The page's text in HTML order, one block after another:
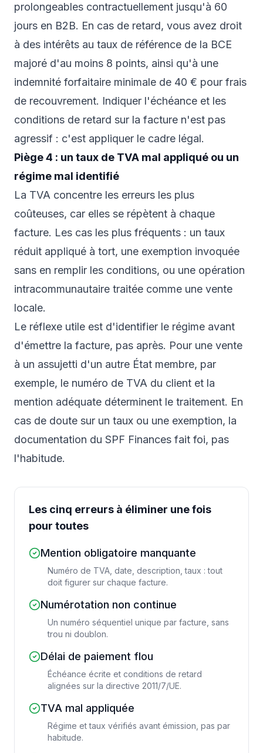
prolongeables contractuellement jusqu'à 60
jours en B2B. En cas de retard, vous avez droit
à des intérêts au taux de référence de la BCE
majoré d'au moins 8 points, ainsi qu'à une
indemnité forfaitaire minimale de 40 € pour frais
de recouvrement. Indiquer l'échéance et les
conditions de retard sur la facture n'est pas
agressif : c'est appliquer le cadre légal.
Piège 4 : un taux de TVA mal appliqué ou un
régime mal identifié
La TVA concentre les erreurs les plus
coûteuses, car elles se répètent à chaque
facture. Les cas les plus fréquents : un taux
réduit appliqué à tort, une exemption invoquée
sans en remplir les conditions, ou une opération
intracommunautaire traitée comme une vente
locale.
Le réflexe utile est d'identifier le régime avant
d'émettre la facture, pas après. Pour une vente
à un assujetti d'un autre État membre, par
exemple, le numéro de TVA du client et la
mention adéquate déterminent le traitement. En
cas de doute sur un taux ou une exemption, la
documentation du SPF Finances fait foi, pas
l'habitude.
Les cinq erreurs à éliminer une fois
pour toutes
Mention obligatoire manquante
Numéro de TVA, date, description, taux : tout
doit figurer sur chaque facture.
Numérotation non continue
Un numéro séquentiel unique par facture, sans
trou ni doublon.
Délai de paiement flou
Échéance écrite et conditions de retard
alignées sur la directive 2011/7/UE.
TVA mal appliquée
Régime et taux vérifiés avant émission, pas par
habitude.